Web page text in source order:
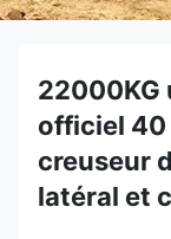
22000KG
officiel
creuseur
latéral et